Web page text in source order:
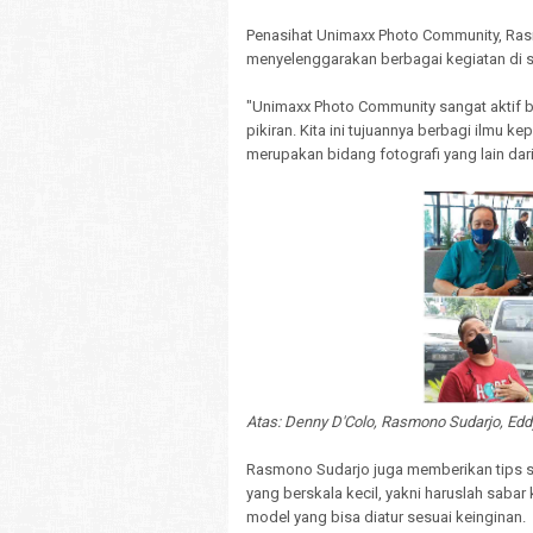
Penasihat Unimaxx Photo Community,
menyelenggarakan berbagai kegiatan di
"Unimaxx Photo Community sangat aktif
pikiran. Kita ini tujuannya berbagi ilmu
merupakan bidang fotografi yang lain
Atas: Denny D'Colo, Rasmono Sudarjo,
Rasmono Sudarjo juga memberikan tips
yang berskala kecil, yakni haruslah
model yang bisa diatur sesuai keinginan.